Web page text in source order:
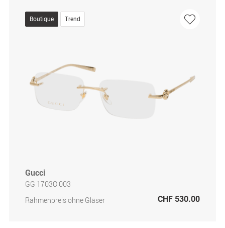
Boutique Trend
Gucci
GG 1703O 003
Rahmenpreis ohne Gläser
CHF 530.00